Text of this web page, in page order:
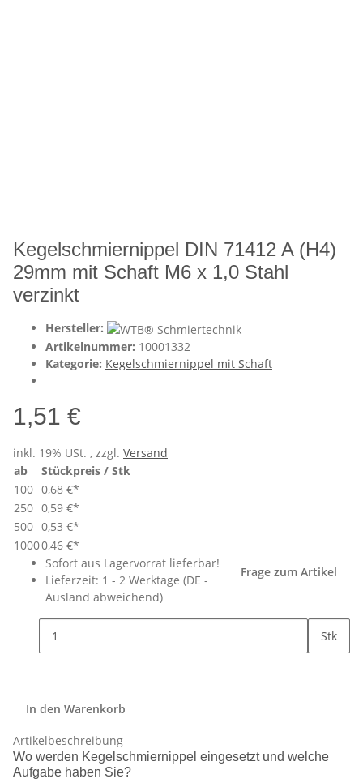
Kegelschmiernippel DIN 71412 A (H4)
29mm mit Schaft M6 x 1,0 Stahl
verzinkt
Hersteller:
Artikelnummer: 10001332
Kategorie: Kegelschmiernippel mit Schaft
1,51 €
inkl. 19% USt. , zzgl. Versand
ab
Stückpreis / Stk
100 0,68 €*
250 0,59 €*
500 0,53 €*
10000,46 €*
Sofort aus Lagervorrat lieferbar!
Lieferzeit: 1 - 2 Werktage (DE -
Ausland abweichend)
Frage zum Artikel
Stk
In den Warenkorb
Artikelbeschreibung
Wo werden Kegelschmiernippel eingesetzt und welche
Aufgabe haben Sie?